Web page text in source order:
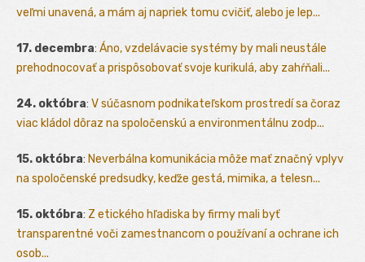
veľmi unavená, a mám aj napriek tomu cvičiť, alebo je lep...
17. decembra: Áno, vzdelávacie systémy by mali neustále
prehodnocovať a prispôsobovať svoje kurikulá, aby zahŕňali...
24. októbra: V súčasnom podnikateľskom prostredí sa čoraz
viac kládol dôraz na spoločenskú a environmentálnu zodp...
15. októbra: Neverbálna komunikácia môže mať značný vplyv
na spoločenské predsudky, keďže gestá, mimika, a telesn...
15. októbra: Z etického hľadiska by firmy mali byť
transparentné voči zamestnancom o používaní a ochrane ich
osob...